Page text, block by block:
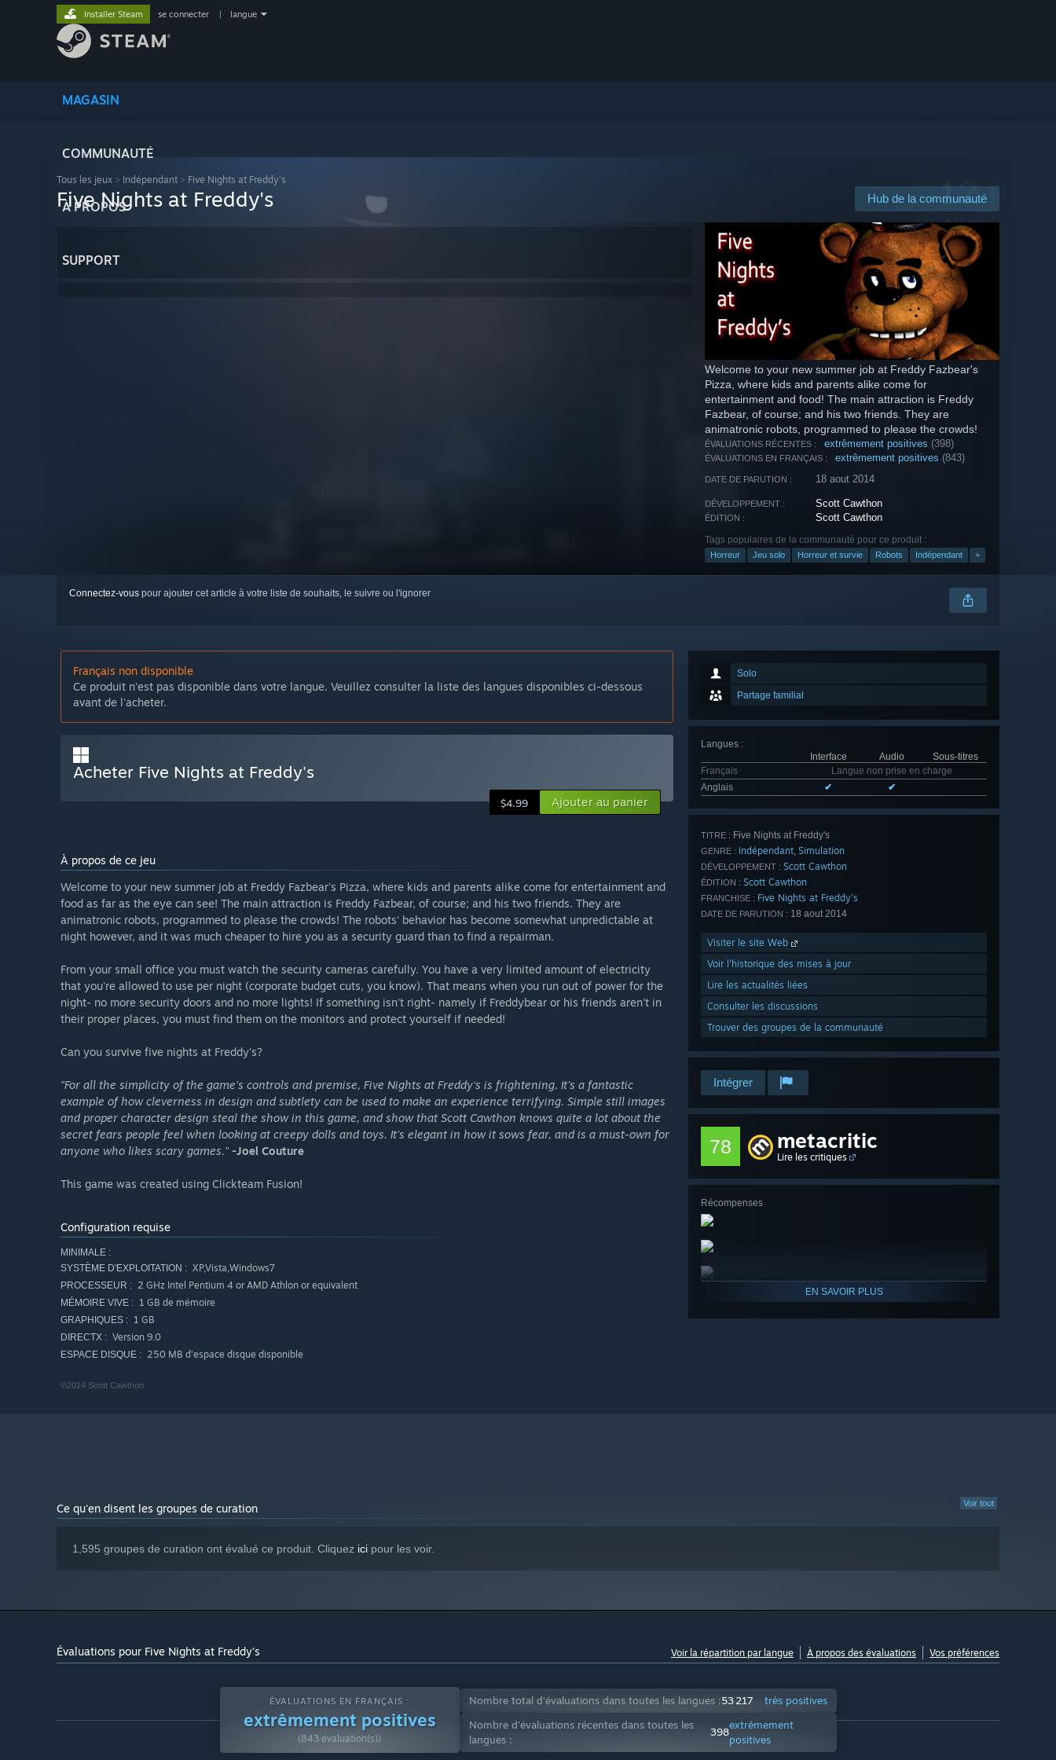
MAGASIN
COMMUNAUTÉ
À PROPOS
SUPPORT
Installer Steam se connecter langue
Tous les jeux > Indépendant > Five Nights at Freddy's
Hub de la communauté
Five Nights at Freddy's
Welcome to your new summer job at Freddy Fazbear's
Pizza, where kids and parents alike come for
entertainment and food! The main attraction is Freddy
Fazbear, of course; and his two friends. They are
animatronic robots, programmed to please the crowds!
ÉVALUATIONS RÉCENTES : extrêmement positives (398)
ÉVALUATIONS EN FRANÇAIS : extrêmement positives (843)
DATE DE PARUTION : 18 aout 2014
DÉVELOPPEMENT : Scott Cawthon
ÉDITION : Scott Cawthon
Tags populaires de la communauté pour ce produit :
Horreur Jeu solo Horreur et survie Robots Indépendant +
Connectez-vous pour ajouter cet article à votre liste de souhaits, le suivre ou l'ignorer
Solo
Partage familial
Langues :
Interface
Audio
Sous-titres
Français
Langue non prise en charge
Anglais
✔ ✔
TITRE : Five Nights at Freddy's
GENRE : Indépendant, Simulation
DÉVELOPPEMENT : Scott Cawthon
ÉDITION : Scott Cawthon
FRANCHISE : Five Nights at Freddy's
DATE DE PARUTION : 18 aout 2014
Visiter le site Web
Voir l'historique des mises à jour
Lire les actualités liées
Consulter les discussions
Trouver des groupes de la communauté
Intégrer
78 metacritic
Lire les critiques
Récompenses
EN SAVOIR PLUS
Français non disponible
Ce produit n'est pas disponible dans votre langue. Veuillez consulter la liste des langues disponibles ci-dessous
avant de l'acheter.
Acheter Five Nights at Freddy's
$4.99 Ajouter au panier
À propos de ce jeu
Welcome to your new summer job at Freddy Fazbear's Pizza, where kids and parents alike come for entertainment and
food as far as the eye can see! The main attraction is Freddy Fazbear, of course; and his two friends. They are
animatronic robots, programmed to please the crowds! The robots' behavior has become somewhat unpredictable at
night however, and it was much cheaper to hire you as a security guard than to find a repairman.
From your small office you must watch the security cameras carefully. You have a very limited amount of electricity
that you're allowed to use per night (corporate budget cuts, you know). That means when you run out of power for the
night- no more security doors and no more lights! If something isn't right- namely if Freddybear or his friends aren't in
their proper places, you must find them on the monitors and protect yourself if needed!
Can you survive five nights at Freddy's?
"For all the simplicity of the game’s controls and premise, Five Nights at Freddy‘s is frightening. It’s a fantastic
example of how cleverness in design and subtlety can be used to make an experience terrifying. Simple still images
and proper character design steal the show in this game, and show that Scott Cawthon knows quite a lot about the
secret fears people feel when looking at creepy dolls and toys. It’s elegant in how it sows fear, and is a must-own for
anyone who likes scary games." -Joel Couture
This game was created using Clickteam Fusion!
Configuration requise
MINIMALE :
SYSTÈME D'EXPLOITATION : XP,Vista,Windows7
PROCESSEUR : 2 GHz Intel Pentium 4 or AMD Athlon or equivalent
MÉMOIRE VIVE : 1 GB de mémoire
GRAPHIQUES : 1 GB
DIRECTX : Version 9.0
ESPACE DISQUE : 250 MB d'espace disque disponible
©2014 Scott Cawthon
Voir tout
Ce qu'en disent les groupes de curation
1,595 groupes de curation ont évalué ce produit. Cliquez ici pour les voir.
Évaluations pour Five Nights at Freddy's Voir la répartition par langue À propos des évaluations Vos préférences
ÉVALUATIONS EN FRANÇAIS :
extrêmement positives
(843 évaluation(s))
Nombre total d'évaluations dans toutes les langues :53 217
très positives
Nombre d'évaluations récentes dans toutes les
langues :
398
extrêmement
positives